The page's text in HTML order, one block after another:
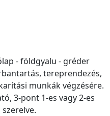
- földgyalu - gréder
tereprendezés,
munkák végzésére.
3-pont 1-es vagy 2-es